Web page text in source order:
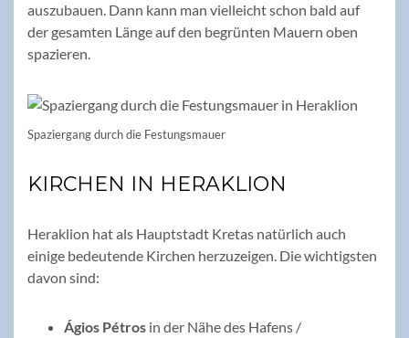
auszubauen. Dann kann man vielleicht schon bald auf
der gesamten Länge auf den begrünten Mauern oben
spazieren.
Spaziergang durch die Festungsmauer
KIRCHEN IN HERAKLION
Heraklion hat als Hauptstadt Kretas natürlich auch
einige bedeutende Kirchen herzuzeigen. Die wichtigsten
davon sind:
Ágios Pétros in der Nähe des Hafens /